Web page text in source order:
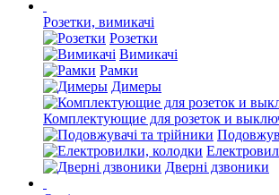
Розетки, вимикачі
Розетки
Вимикачі
Рамки
Димеры
Комплектующие для розеток и
Дверні дзвоники